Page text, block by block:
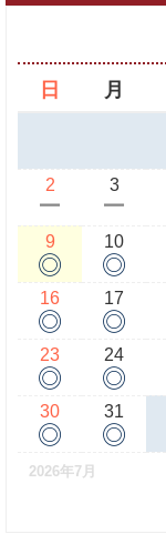
日 月
2
ー
3
ー
9
◎
10
◎
16
◎
17
◎
23
◎
24
◎
30
◎
31
◎
2026年7月